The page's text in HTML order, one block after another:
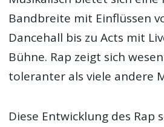
Bandbreite mit Einflüssen
Dancehall bis zu Acts mit
Bühne. Rap zeigt sich
toleranter als viele andere
Diese Entwicklung des Rap